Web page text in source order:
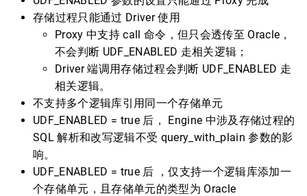
存储过程只能通过 Driver 使用
Proxy 中支持 call 命令，但只会透传至 Oracle，
不会判断 UDF_ENABLED 走相关逻辑；
Driver 端调用存储过程会判断 UDF_ENABLED 走
相关逻辑。
不支持多个逻辑库引用同一个存储单元
UDF_ENABLED = true 后， Engine 中涉及存储过程的
SQL 解析和改写逻辑不受 query_with_plain 参数的影
响。
UDF_ENABLED = true 后 ，仅支持一个逻辑库添加一
个存储单元，且存储单元的类型为 Oracle